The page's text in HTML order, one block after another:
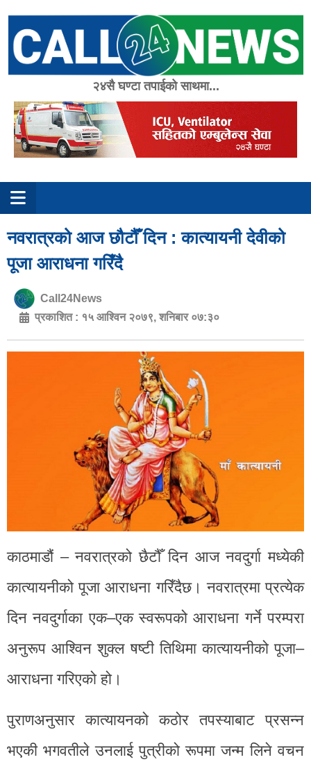
content
२४सै घण्टा तपाईको साथमा...
नवरात्रको आज छौटौँ दिन : कात्यायनी देवीको
पूजा आराधना गरिँदै
Call24News
प्रकाशित : १५ आश्विन २०७९, शनिबार ०७:३०
काठमाडौं – नवरात्रको छैटौँ दिन आज नवदुर्गा मध्येकी
कात्यायनीको पूजा आराधना गरिँदैछ। नवरात्रमा प्रत्येक
दिन नवदुर्गाका एक–एक स्वरूपको आराधना गर्ने परम्परा
अनुरूप आश्विन शुक्ल षष्टी तिथिमा कात्यायनीको पूजा–
आराधना गरिएको हो।
पुराणअनुसार कात्यायनको कठोर तपस्याबाट प्रसन्न
भएकी भगवतीले उनलाई पुत्रीको रूपमा जन्म लिने वचन